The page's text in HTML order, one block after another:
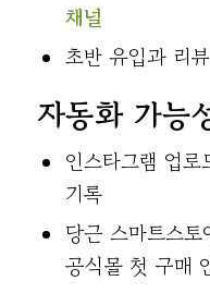
채널
초반 유입과 리
자동화 가능
인스타그램 업
기록
당근 스마트스
공식몰 첫 구매